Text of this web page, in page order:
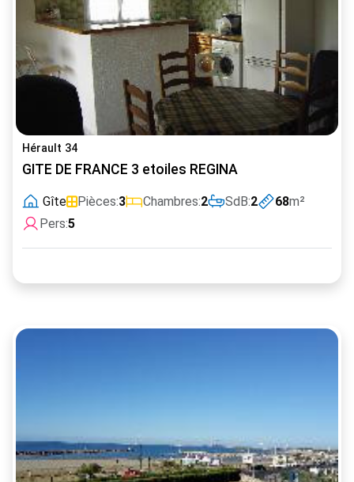
Hérault 34
GITE DE FRANCE 3 etoiles REGINA
Gîte Pièces:3 Chambres:2 SdB:2 68m²
Pers:5